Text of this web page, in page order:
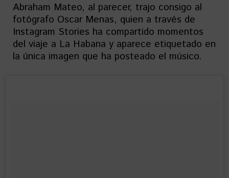
Abraham Mateo, al parecer, trajo consigo al
fotógrafo Oscar Menas, quien a través de
Instagram Stories ha compartido momentos
del viaje a La Habana y aparece etiquetado en
la única imagen que ha posteado el músico.